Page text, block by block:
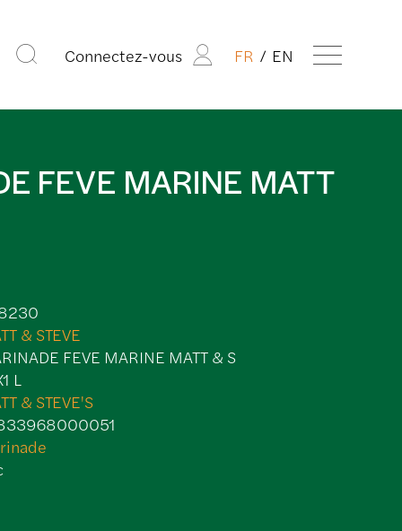
Connectez-vous FR EN
FEVE MARINE MATT
& STEVE
FEVE MARINE MATT & S
L
& STEVE'S